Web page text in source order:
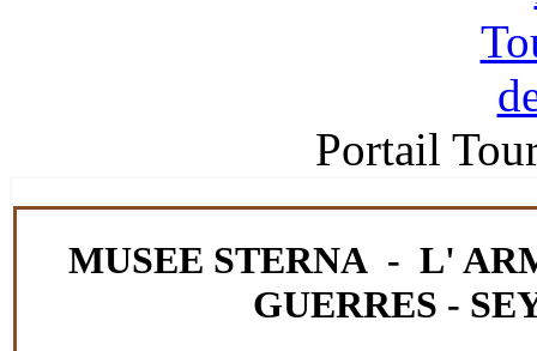
Portail
MUSEE STERNA - L'
GUERRES -